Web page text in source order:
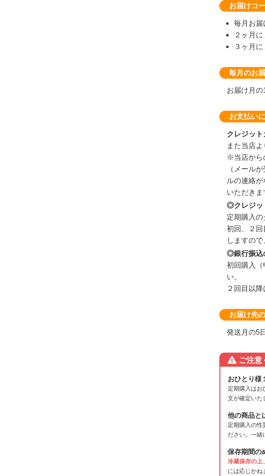
お届けコ
毎月お届
２ヶ月
３ヶ月
毎月のお
お届け月の
お支払い
クレジット
また当店よ
※当店から
（メール
ルの連絡
いただきま
◎クレジッ
定期購入の
初回、２
しますの
◎銀行振込
初回購入（
い。
２回目以
お届け先
発送月の5
ご注意
おひとり様
定期購入はお
文が確定いた
他の商品と
定期購入の性
ださい。一緒
保存期間の
冷蔵保存の上
には応じかね